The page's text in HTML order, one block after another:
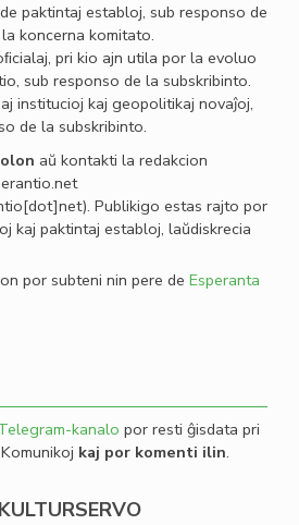
paktintaj establoj, sub responso de
koncerna komitato.
pri kio ajn utila por la evoluo
sub responso de la subskribinto.
institucioj kaj geopolitikaj novaĵoj,
de la subskribinto.
aŭ kontakti la redakcion
.net
. Publikigo estas rajto por
kaj paktintaj establoj, laŭdiskrecia
por subteni nin pere de Esperanta
kanalo por resti ĝisdata pri
kaj por komenti ilin.